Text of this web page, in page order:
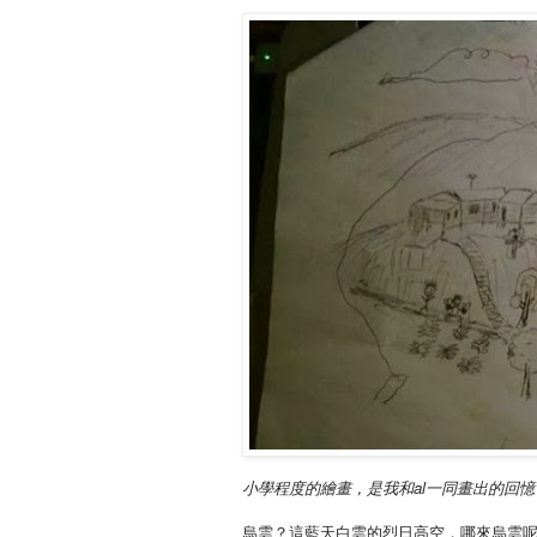
小學程度的繪畫，是我和al一同畫出的回憶
烏雲？這藍天白雲的烈日高空，哪來烏雲